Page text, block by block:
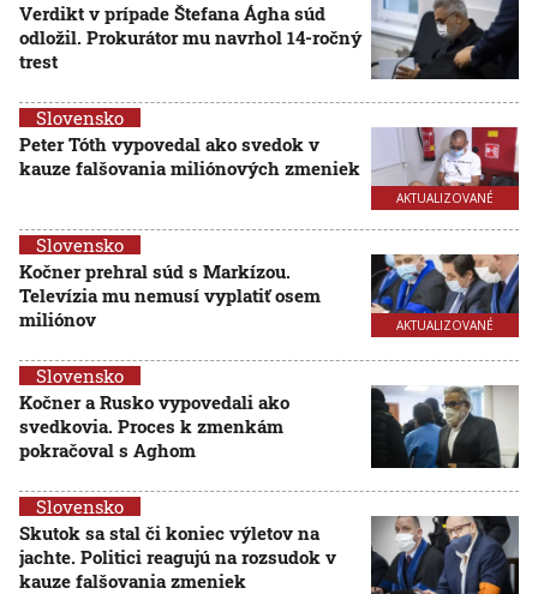
Verdikt v prípade Štefana Ágha súd
odložil. Prokurátor mu navrhol 14-ročný
trest
AKTUALIZOVANÉ
Slovensko
Peter Tóth vypovedal ako svedok v
kauze falšovania miliónových zmeniek
AKTUALIZOVANÉ
Slovensko
Kočner prehral súd s Markízou.
Televízia mu nemusí vyplatiť osem
miliónov
Slovensko
Kočner a Rusko vypovedali ako
svedkovia. Proces k zmenkám
pokračoval s Aghom
Slovensko
Skutok sa stal či koniec výletov na
jachte. Politici reagujú na rozsudok v
kauze falšovania zmeniek